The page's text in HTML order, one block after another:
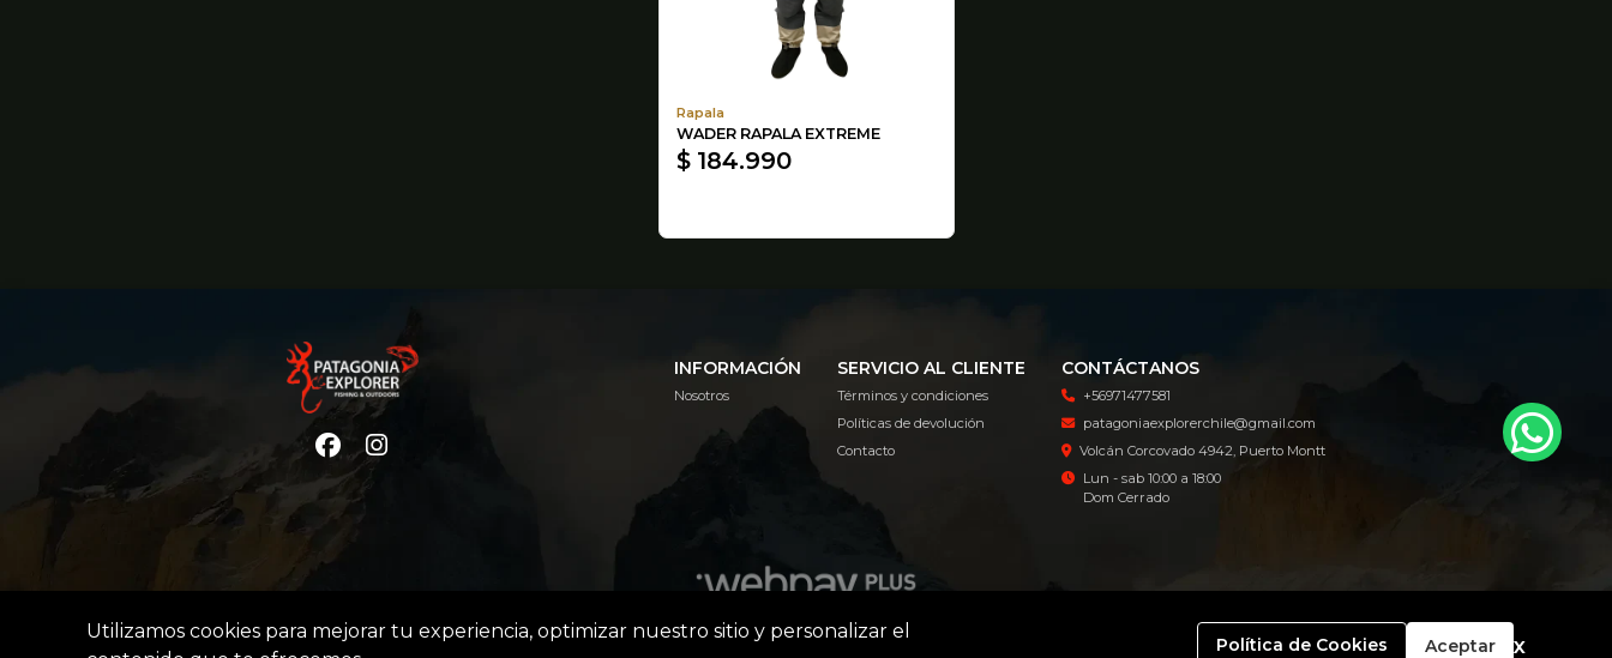
Rapala
WADER RAPALA EXTREME
$ 184.990
INFORMACIÓN
Nosotros
SERVICIO AL CLIENTE
Términos y condiciones
Políticas de devolución
Contacto
CONTÁCTANOS
+56971477581
patagoniaexplorerchile@gmail.com
Volcán Corcovado 4942, Puerto Montt
Lun - sab 10:00 a 18:00
Dom Cerrado
Utilizamos cookies para mejorar tu experiencia, optimizar nuestro sitio y personalizar el
Política de Cookies Aceptar x